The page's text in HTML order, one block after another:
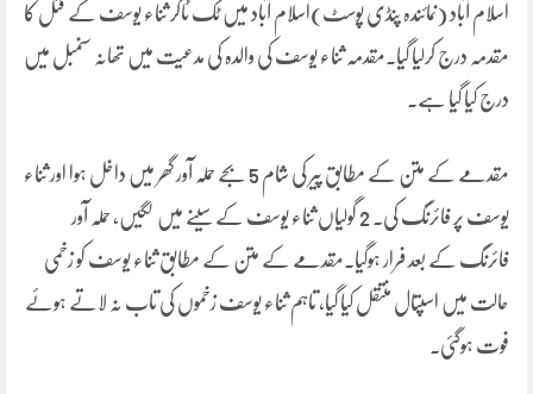
اسلام آباد (نمائندہ پنڈی پوسٹ)اسلام آباد میں ٹک ٹاکر ثناء یوسف کے قتل کا
مقدمہ درج کرلیا گیا۔مقدمہ ثناء یوسف کی والدہ کی مدعیت میں تھانہ سنمبل میں
درج کیا گیا ہے۔
مقدمے کے متن کے مطابق پیر کی شام 5 بجے حملہ آور گھر میں داخل ہوا اور ثناء
یوسف پر فائرنگ کی۔ 2 گولیاں ثناء یوسف کے سینے میں لگیں، حملہ آور
فائرنگ کے بعد فرار ہوگیا۔مقدمے کے متن کے مطابق ثناء یوسف کو زخمی
حالت میں اسپتال منتقل کیا گیا، تاہم ثناء یوسف زخموں کی تاب نہ لاتے ہوئے
فوت ہوگئی۔